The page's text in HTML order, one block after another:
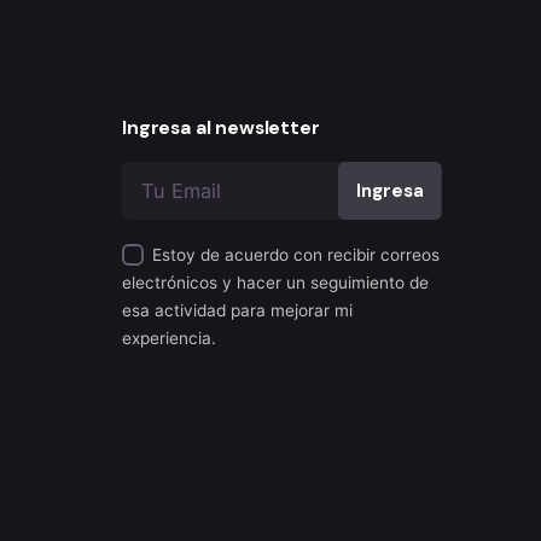
Ingresa al newsletter
Estoy de acuerdo con recibir correos
electrónicos y hacer un seguimiento de
esa actividad para mejorar mi
experiencia.